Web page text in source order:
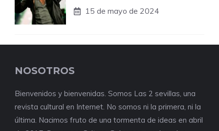
15 de mayo de 2024
NOSOTROS
Bienvenidos y bienvenidas. Somos Las 2 sevillas, una
revista cultural en Internet. No somos ni la primera, ni la
última. Nacimos fruto de una tormenta de ideas en abril